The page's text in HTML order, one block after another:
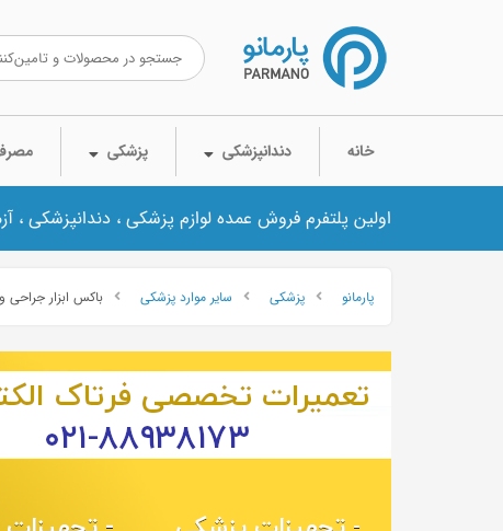
خانه دندانپزشکی پزشکی
اولین پلتفرم فروش عمده لوازم پزشکی ، دندانپزشکی ،
پارمانو پزشکی سایر موارد پزشکی باکس ابزار جراحی